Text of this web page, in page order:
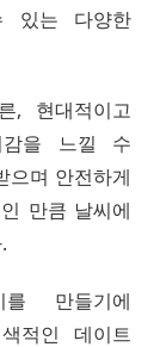
있는 다양한
, 현대적이고
감을 느낄 수
으며 안전하게
만큼 날씨에
만들기에
적인 데이트